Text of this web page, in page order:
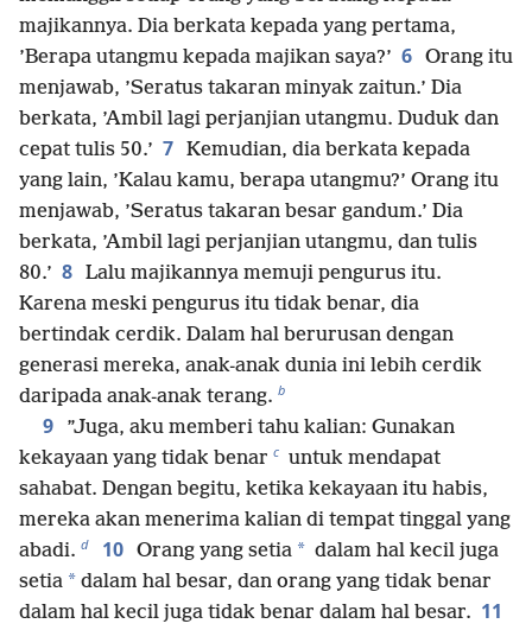
majikannya. Dia berkata kepada yang pertama,
’Berapa utangmu kepada majikan saya?’ 6 Orang itu
menjawab, ’Seratus takaran minyak zaitun.’ Dia
berkata, ’Ambil lagi perjanjian utangmu. Duduk dan
cepat tulis 50.’ 7 Kemudian, dia berkata kepada
yang lain, ’Kalau kamu, berapa utangmu?’ Orang itu
menjawab, ’Seratus takaran besar gandum.’ Dia
berkata, ’Ambil lagi perjanjian utangmu, dan tulis
80.’ 8 Lalu majikannya memuji pengurus itu.
Karena meski pengurus itu tidak benar, dia
bertindak cerdik. Dalam hal berurusan dengan
generasi mereka, anak-anak dunia ini lebih cerdik
daripada anak-anak terang. b
9
”Juga, aku memberi tahu kalian: Gunakan
kekayaan yang tidak benar c untuk mendapat
sahabat. Dengan begitu, ketika kekayaan itu habis,
mereka akan menerima kalian di tempat tinggal yang
abadi. d 10 Orang yang setia * dalam hal kecil juga
setia * dalam hal besar, dan orang yang tidak benar
dalam hal kecil juga tidak benar dalam hal besar. 11